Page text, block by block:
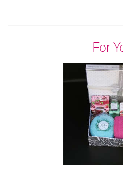
For